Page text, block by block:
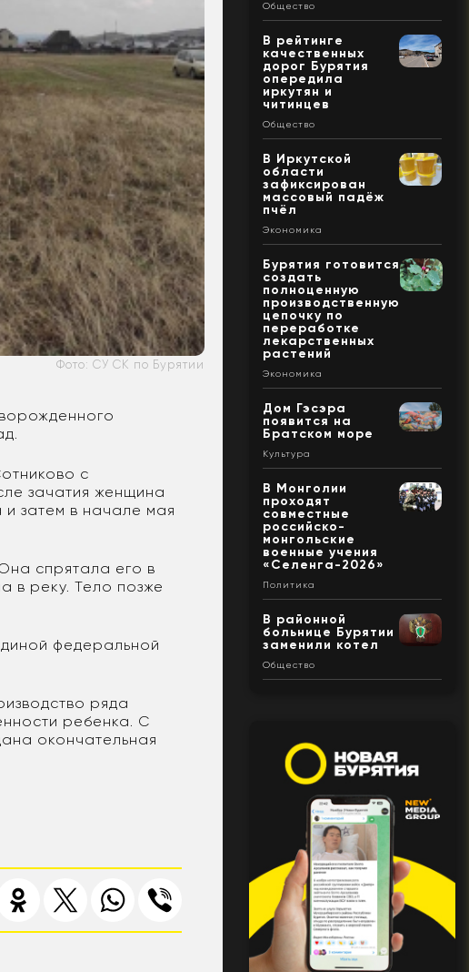
Фото: СУ СК по Бурятии
с
зачатия женщина
затем в начале мая
спрятала его в
в реку. Тело позже
федеральной
ряда
ребенка. С
окончательная
Общество
В рейтинге
качественных
дорог Бурятия
опередила
иркутян и
читинцев
Общество
В Иркутской
области
зафиксирован
массовый падёж
пчёл
Экономика
Бурятия готовится
создать
полноценную
производственную
цепочку по
переработке
лекарственных
растений
Экономика
Дом Гэсэра
появится на
Братском море
Культура
В Монголии
проходят
совместные
российско-
монгольские
военные учения
«Селенга-2026»
Политика
В районной
больнице Бурятии
заменили котел
Общество